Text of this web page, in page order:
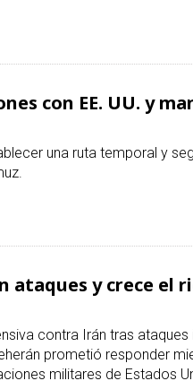
con EE. UU. y
una ruta temporal y
ataques y crece el
contra Irán tras
prometió responder
militares de Estados